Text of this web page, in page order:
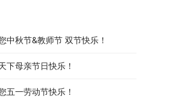
中秋节&教师节 双节快乐！
下母亲节日快乐！
五一劳动节快乐！